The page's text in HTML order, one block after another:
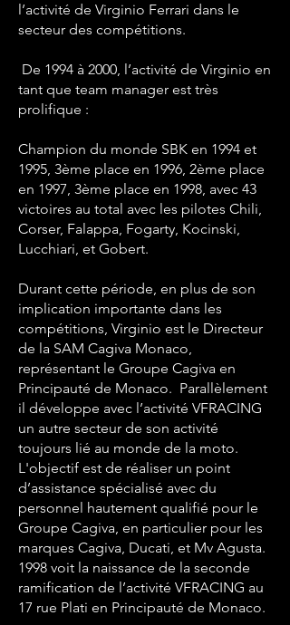
l’activité de Virginio Ferrari dans le
secteur des compétitions.
De 1994 à 2000, l’activité de Virginio en
tant que team manager est très
prolifique :
Champion du monde SBK en 1994 et
1995, 3ème place en 1996, 2ème place
en 1997, 3ème place en 1998, avec 43
victoires au total avec les pilotes Chili,
Corser, Falappa, Fogarty, Kocinski,
Lucchiari, et Gobert.
Durant cette période, en plus de son
implication importante dans les
compétitions, Virginio est le Directeur
de la SAM Cagiva Monaco,
représentant le Groupe Cagiva en
Principauté de Monaco. Parallèlement
il développe avec l’activité VFRACING
un autre secteur de son activité
toujours lié au monde de la moto.
L'objectif est de réaliser un point
d’assistance spécialisé avec du
personnel hautement qualifié pour le
Groupe Cagiva, en particulier pour les
marques Cagiva, Ducati, et Mv Agusta.
1998 voit la naissance de la seconde
ramification de l’activité VFRACING au
17 rue Plati en Principauté de Monaco.